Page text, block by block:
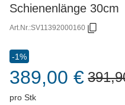
Schienenlänge 30cm
Art.Nr.:SV11392000160
-1%
389,00 €
pro Stk